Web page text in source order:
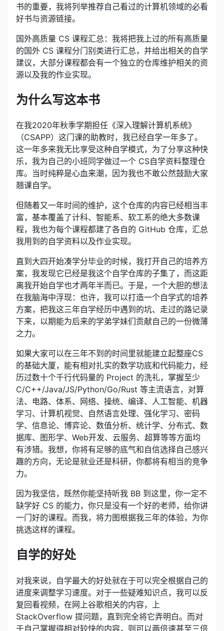
书的重要，我将列举推荐自己看过的计算机领域的必看
好书与资源链接。
国外高质量 CS 课程汇总：我将把我上过的所有高质量
的国外 CS 课程分门别类进行汇总，并给出相关的自学
建议，大部分课程都会有一个独立的仓库维护相关的资
源以及我的作业实现。
为什么写这本书
在我2020年秋季学期担任《深入理解计算机系统》
（CSAPP）这门课的助教时，我已经自学一年多了。
这一年多来我无比享受这种自学模式，为了分享这种快
乐，我为自己的小班同学做过一个 CS自学资料整理仓
库。当时纯粹是心血来潮，因为我也不敢公然鼓励大家
翘课自学。
但随着又一年时间的维护，这个仓库的内容已经相当丰
富，基本覆盖了计科、智能系、软工系的绝大多数课
程，我也为每个课程都建了各自的 GitHub 仓库，汇总
我用到的自学资料以及作业实现。
直到大四开始凑学分毕业的时候，我打开自己的培养方
案，我发现它已经是我这个自学仓库的子集了，而这距
离我开始自学也才两年半而已。于是，一个大胆的想法
在我脑海中浮现：也许，我可以打造一个自学式的培养
方案，把我这三年自学经历中遇到的坑、走过的路记录
下来，以期能为后来的学弟学妹们贡献自己的一份微薄
之力。
如果大家可以在三年不到的时间里就能建立起整座CS
的基础大厦，能有相对扎实的数学功底和代码能力，经
历过数十个千行代码量的 Project 的洗礼，掌握至少
C/C++/Java/JS/Python/Go/Rust 等主流语言，对算
法、电路、体系、网络、操统、编译、人工智能、机器
学习、计算机视觉、自然语言处理、强化学习、密码
学、信息论、博弈论、数值分析、统计学、分布式、数
据库、图形学、Web开发、云服务、超算等等方面均
有涉猎。我想，你将有足够的底气和自信选择自己感兴
趣的方向，无论是就业还是科研，你都将有相当的竞争
力。
因为我坚信，既然你能坚持听我 BB 到这里，你一定不
缺学好 CS 的能力，你只是没有一个好的老师，给你讲
一门好的课程。而我，将力图根据我三年的体验，为你
挑选这样的课程。
自学的好处
对我来说，自学最大的好处就在于可以完全根据自己的
进度来调整学习速度。对于一些疑难知识点，我可以反
复回看视频，在网上谷歌相关的内容，上
StackOverflow 提问题，直到完全将它弄明白。而对
于自己掌握得相对较快的内容，则可以两倍速甚至三倍